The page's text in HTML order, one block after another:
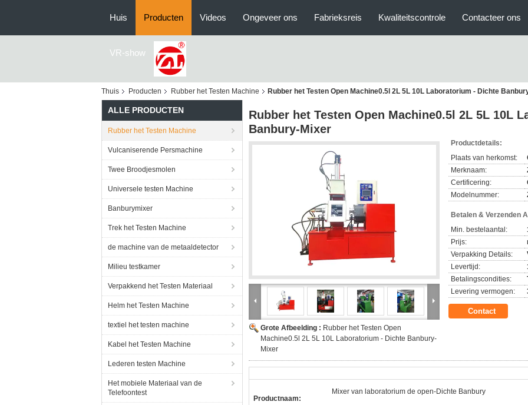
Huis Producten Videos Ongeveer ons Fabrieksreis Kwaliteitscontrole Contacteer ons
VR-show
Thuis Producten Rubber het Testen Machine Rubber het Testen Open Machine0.5l 2L 5L 10L Laboratorium - Dichte
ALLE PRODUCTEN
Rubber het Testen Machine
Vulcaniserende Persmachine
Twee Broodjesmolen
Universele testen Machine
Banburymixer
Trek het Testen Machine
de machine van de metaaldetector
Milieu testkamer
Verpakkend het Testen Materiaal
Helm het Testen Machine
textiel het testen machine
Kabel het Testen Machine
Lederen testen Machine
Het mobiele Materiaal van de
Telefoontest
Rubber het Testen Open Machine0.5l 2L 5L 10L
Banbury-Mixer
Grote Afbeelding : Rubber het Testen Open
Machine0.5l 2L 5L 10L Laboratorium - Dichte Banbury-
Mixer
Productdetails:
Plaats van herkomst:
Merknaam:
Certificering:
Modelnummer:
Betalen & Verzenden
Min. bestelaantal:
Prijs:
Verpakking Details:
Levertijd:
Betalingscondities:
Levering vermogen:
Contact
Productnaam:
Mixer van laboratorium de open-Dichte Banbury